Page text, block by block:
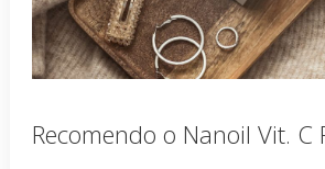
Recomendo o Nanoil Vit. C